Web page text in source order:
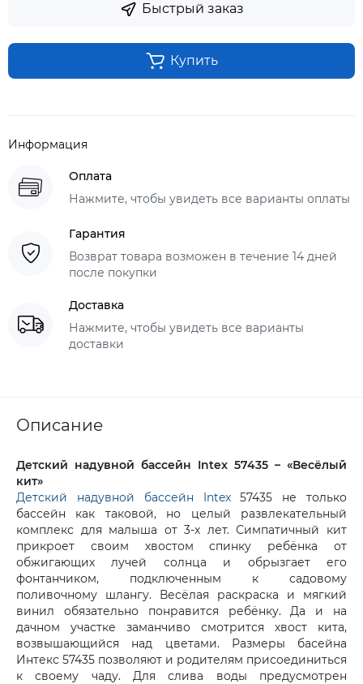
Быстрый заказ
Купить
Информация
Оплата
Нажмите, чтобы увидеть все варианты оплаты
Гарантия
Возврат товара возможен в течение 14 дней
после покупки
Доставка
Нажмите, чтобы увидеть все варианты
доставки
Описание
Детский надувной бассейн Intex 57435 – «Весёлый
кит»
Детский надувной бассейн Intex57435 не только
бассейн как таковой, но целый развлекательный
комплекс для малыша от 3-х лет. Симпатичный кит
прикроет своим хвостом спинку ребёнка от
обжигающих лучей солнца и обрызгает его
фонтанчиком, подключенным к садовому
поливочному шлангу. Весёлая раскраска и мягкий
винил обязательно понравится ребёнку. Да и на
дачном участке заманчиво смотрится хвост кита,
возвышающийся над цветами. Размеры басейна
Интекс 57435 позволяют и родителям присоединиться
к своему чаду. Для слива воды предусмотрен